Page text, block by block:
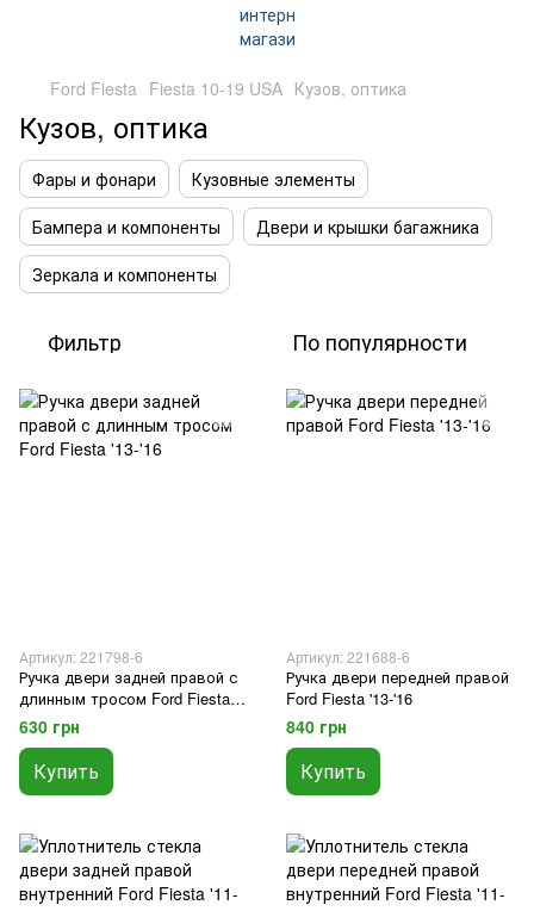
Ford Fiesta Fiesta 10-19 USA Кузов, оптика
Кузов, оптика
Фары и фонари
Кузовные элементы
Бампера и компоненты
Двери и крышки багажника
Зеркала и компоненты
Фильтр По популярности
Артикул: 221798-6
Ручка двери задней правой с
длинным тросом Ford Fiesta
'13-'16
630 грн
Купить
Артикул: 221688-6
Ручка двери передней правой
Ford Fiesta '13-'16
840 грн
Купить